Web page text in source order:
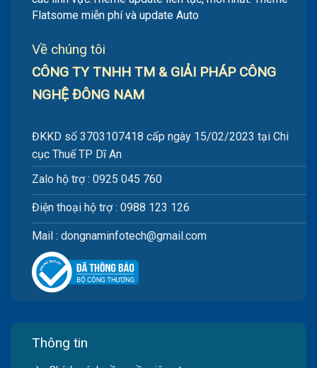
Flatsome miễn phí và update Auto
Về chúng tôi
CÔNG TY TNHH TM & GIẢI PHÁP CÔNG
NGHỆ ĐÔNG NAM
ĐKKD số 3703107418 cấp ngày 15/02/2023 tại Chi
cục Thuế TP Dĩ An
Zalo hộ trợ : 0925 045 760
Điện thoại hộ trợ : 0988 123 126
Mail : dongnaminfotech@gmail.com
Thông tin